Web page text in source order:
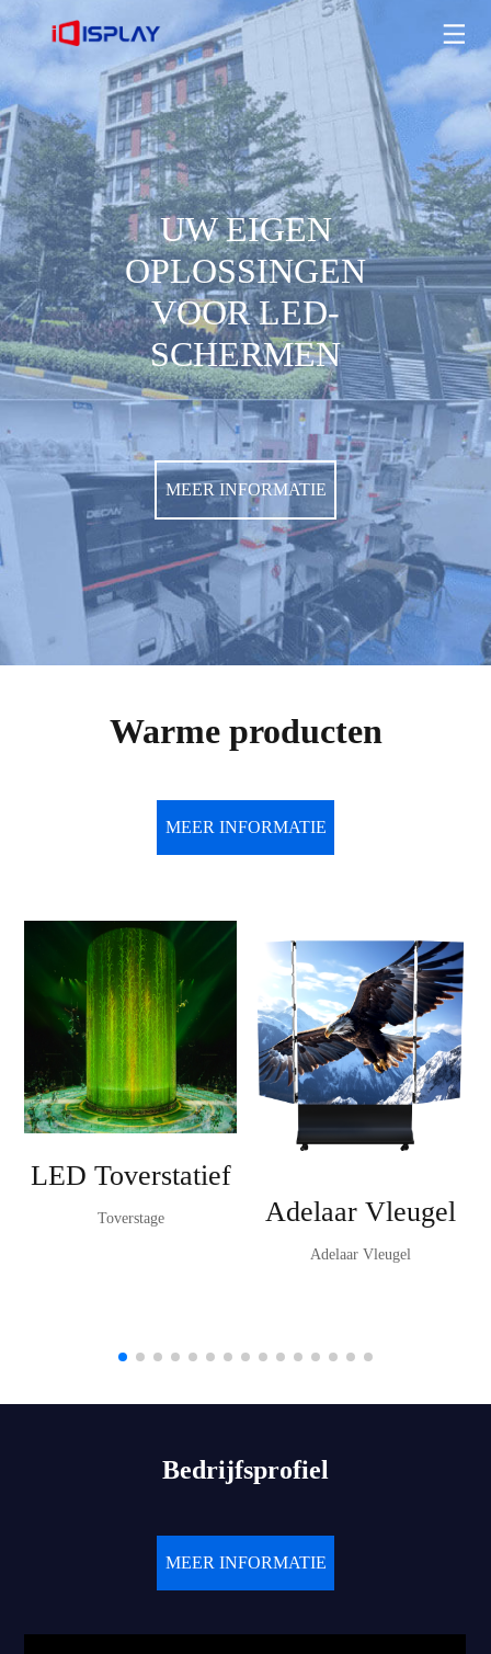
UW EIGEN
OPLOSSINGEN
VOOR LED-
SCHERMEN
MEER INFORMATIE
UW EIGEN OPLOSSINGEN VOOR LED-SCHERMEN
MEER INFORMATIE
Warme producten
MEER INFORMATIE
LED Toverstatief
Toverstage Adelaar Vleugel
Adelaar Vleugel
Bedrijfsprofiel
MEER INFORMATIE